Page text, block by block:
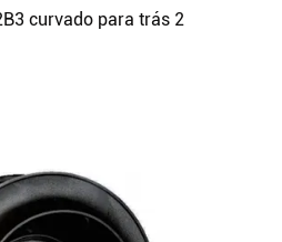
curvado para trás 2